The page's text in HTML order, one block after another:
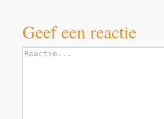
kilo
Geef een reactie
Reactie